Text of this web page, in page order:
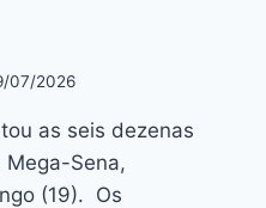
07/2026
as seis dezenas
Sena,
(19). Os